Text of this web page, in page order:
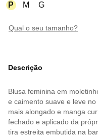
P
M G
qual o seu tamanho?
Descrição
Blusa feminina em
e caimento suave e leve
mais alongado e manga
fechado e aplicado da
tira estreita embutida na